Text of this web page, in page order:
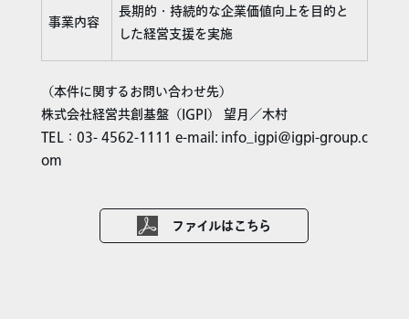
事業内容
長期的・持続的な企業価値向上を目的と
した経営支援を実施
（本件に関するお問い合わせ先）
株式会社経営共創基盤（IGPI） 望月／木村
TEL：03- 4562-1111 e-mail: info_igpi@igpi-group.c
om
ファイルはこちら